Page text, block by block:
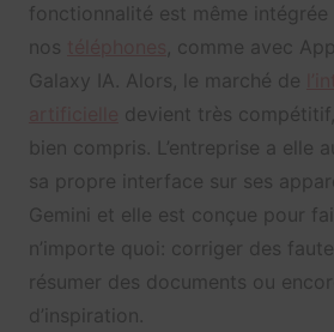
fonctionnalité est même
nos
, comme avec
Galaxy IA. Alors, le marché de
devient très
bien compris. L’entreprise a elle
sa propre interface sur ses
Gemini et elle est conçue pour
n’importe quoi: corriger des
résumer des documents ou
d’inspiration.